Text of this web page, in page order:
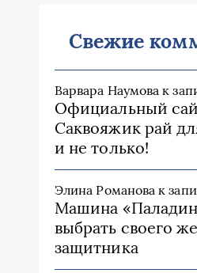
Свежие
Варвара Наумова к
Официальный
Саквояжик рай
и не только!
Элина Романова к
Машина
выбрать своего
защитника